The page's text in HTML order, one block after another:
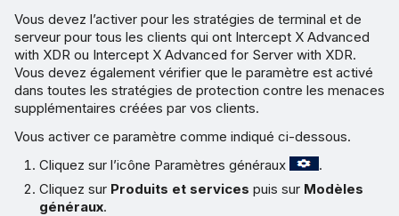
Vous devez l’activer pour les stratégies de terminal et de
serveur pour tous les clients qui ont Intercept X Advanced
with XDR ou Intercept X Advanced for Server with XDR.
Vous devez également vérifier que le paramètre est activé
dans toutes les stratégies de protection contre les menaces
supplémentaires créées par vos clients.
Vous activer ce paramètre comme indiqué ci-dessous.
Cliquez sur l’icône Paramètres généraux
.
Cliquez sur Produits et services puis sur Modèles
généraux.